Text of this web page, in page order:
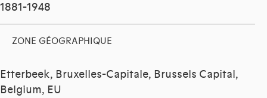
1881-1948
ZONE GÉOGRAPHIQUE
Etterbeek, Bruxelles-Capitale, Brussels Capital,
Belgium, EU